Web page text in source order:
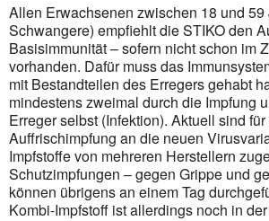
Allen Erwachsenen zwischen 18 und
Schwangere) empfiehlt die STIKO den
Basisimmunität – sofern nicht schon im
vorhanden. Dafür muss das
mit Bestandteilen des Erregers gehabt
mindestens zweimal durch die Impfung
Erreger selbst (Infektion). Aktuell sind
Auffrischimpfung an die neuen
Impfstoffe von mehreren Herstellern
Schutz­impfungen – gegen Grippe und
können übrigens an einem Tag
Kombi-Impfstoff ist allerdings noch in